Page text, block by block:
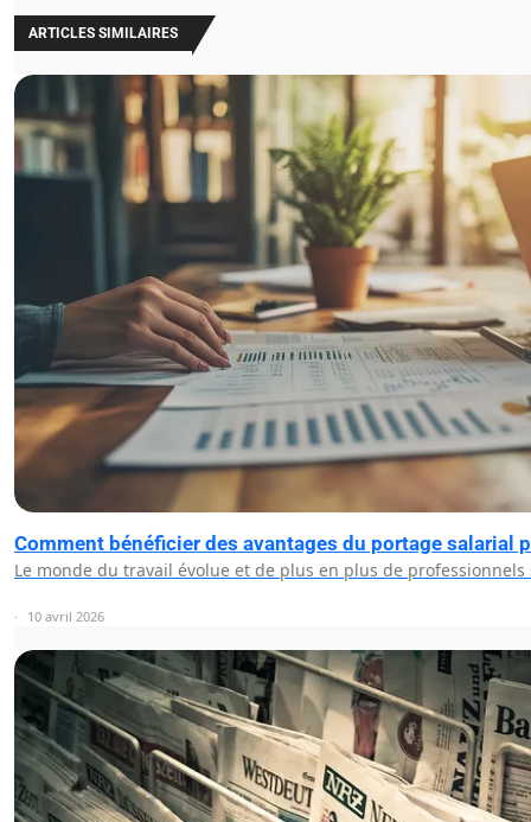
ARTICLES SIMILAIRES
Comment bénéficier des avantages du portage salarial
Le monde du travail évolue et de plus en plus de
10 avril 2026